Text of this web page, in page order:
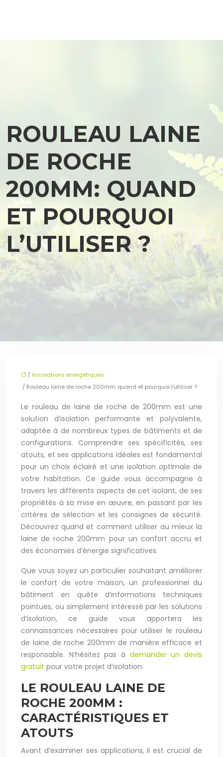
ROULEAU LAINE
DE ROCHE
200MM: QUAND
ET POURQUOI
L’UTILISER ?
/Innovations énergétiques
/ Rouleau laine de roche 200mm: quand et pourquoi l’utiliser ?
Le rouleau de laine de roche de 200mm est une
solution d’isolation performante et polyvalente,
adaptée à de nombreux types de bâtiments et de
configurations. Comprendre ses spécificités, ses
atouts, et ses applications idéales est fondamental
pour un choix éclairé et une isolation optimale de
votre habitation. Ce guide vous accompagne à
travers les différents aspects de cet isolant, de ses
propriétés à sa mise en œuvre, en passant par les
critères de sélection et les consignes de sécurité.
Découvrez quand et comment utiliser au mieux la
laine de roche 200mm pour un confort accru et
des économies d’énergie significatives.
Que vous soyez un particulier souhaitant améliorer
le confort de votre maison, un professionnel du
bâtiment en quête d’informations techniques
pointues, ou simplement intéressé par les solutions
d’isolation, ce guide vous apportera les
connaissances nécessaires pour utiliser le rouleau
de laine de roche 200mm de manière efficace et
responsable. N’hésitez pas à demander un devis
gratuit pour votre projet d’isolation.
LE ROULEAU LAINE DE
ROCHE 200MM :
CARACTÉRISTIQUES ET
ATOUTS
Avant d’examiner ses applications, il est crucial de